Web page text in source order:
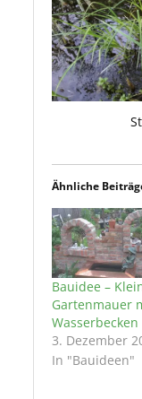
Ähnliche
Bauidee –
Gartenmauer
Wasserbecken
3. Dezember
In "Bauideen"